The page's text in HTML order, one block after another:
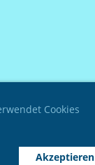
Cookies
Akzeptieren